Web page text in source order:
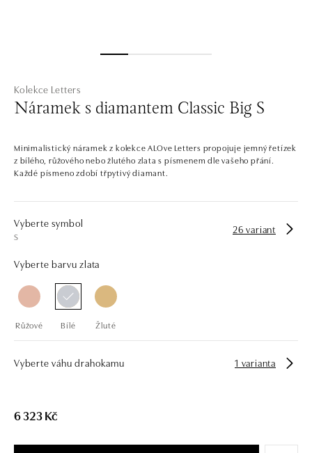
Kolekce Letters
Náramek s diamantem Classic Big S
Minimalistický náramek z kolekce ALOve Letters propojuje jemný řetízek
z bílého, růžového nebo žlutého zlata s písmenem dle vašeho přání.
Každé písmeno zdobí třpytivý diamant.
Vyberte symbol
S
26 variant
Vyberte barvu zlata
Růžové Bílé Žluté
Vyberte váhu drahokamu 1 varianta
6 323 Kč